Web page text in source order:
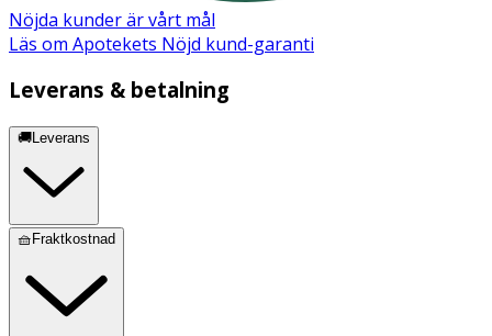
Nöjda kunder är vårt mål
Läs om Apotekets Nöjd kund-garanti
Leverans & betalning
🚚Leverans
🧺Fraktkostnad